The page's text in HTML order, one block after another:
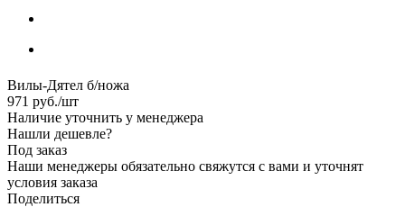
Вилы-Дятел б/ножа
971 руб./шт
Наличие уточнить у менеджера
Нашли дешевле?
Под заказ
Наши менеджеры обязательно свяжутся с вами и уточнят
условия заказа
Поделиться